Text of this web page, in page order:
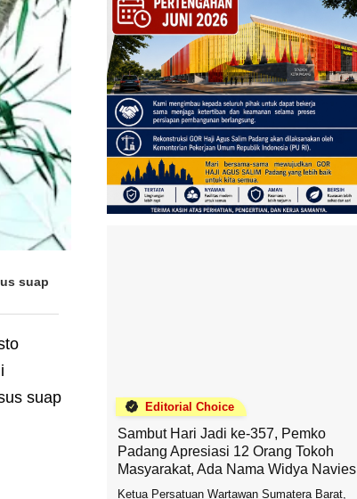
suap
suap
Editorial Choice
Sambut Hari Jadi ke-357, Pemko
Padang Apresiasi 12 Orang Tokoh
Masyarakat, Ada Nama Widya Navies
Ketua Persatuan Wartawan Sumatera Barat,